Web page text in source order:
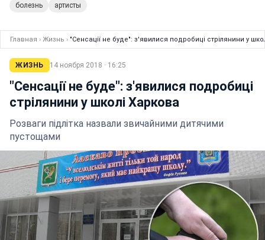
болезнь артисты
Главная › Жизнь › "Сенсації не буде": з'явилися подробиці стрілянини у
ЖИЗНЬ 14 ноября 2018 · 16:25
"Сенсації не буде": з'явилися подробиці
стрілянини у школі Харкова
Розваги підлітка назвали звичайними дитячими
пустощами